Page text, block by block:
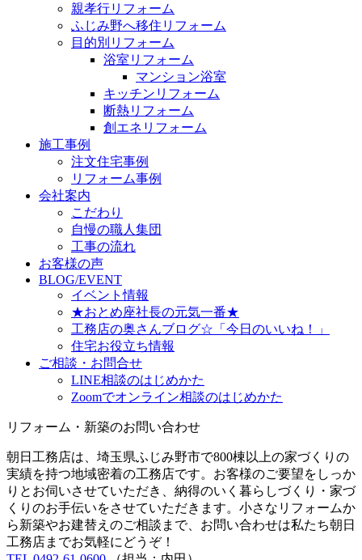
親孝行リフォーム
ふじみ野へ移住リフォーム
目的別リフォーム
浴室リフォーム
マンション浴室
キッチンリフォーム
断熱リフォーム
創エネリフォーム
施工事例
注文住宅事例
リフォーム事例
会社案内
こだわり
自慢の職人集団
工事の流れ
お客様の声
BLOG/EVENT
イベント情報
★おとめ座社長の元気一番★
工務店の奥さんブログ☆「今日のいいね！」
住宅お役立ち情報
ご相談・お問合せ
LINE相談のはじめかた
Zoomでオンライン相談のはじめかた
リフォーム・新築のお問い合わせ
朝日工務店は、埼玉県ふじみ野市で800棟以上の家づくりの
実績を持つ地域密着の工務店です。お客様のご要望をしっか
りとお伺いさせていただき、納得のいく暮らしづくり・家づ
くりのお手伝いをさせていただきます。小さなリフォームか
ら新築やお建替えのご相談まで、お問い合わせは私たち朝日
工務店までお気軽にどうぞ！